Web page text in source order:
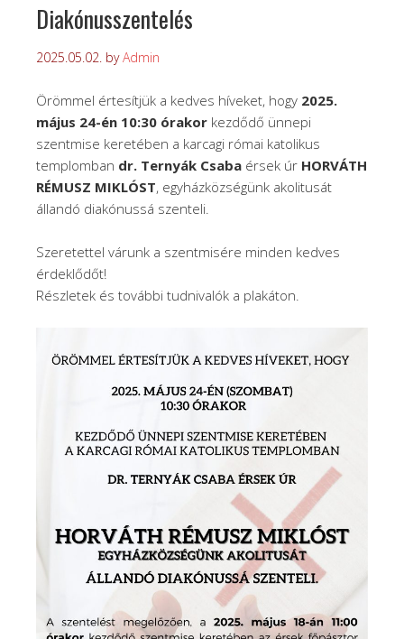
Diakónusszentelés
2025.05.02. byAdmin
Örömmel értesítjük a kedves híveket, hogy 2025.
május 24-én 10:30 órakor kezdődő ünnepi
szentmise keretében a karcagi római katolikus
templomban dr. Ternyák Csaba érsek úr HORVÁTH
RÉMUSZ MIKLÓST, egyházközségünk akolitusát
állandó diakónussá szenteli.
Szeretettel várunk a szentmisére minden kedves
érdeklődőt!
Részletek és további tudnivalók a plakáton.